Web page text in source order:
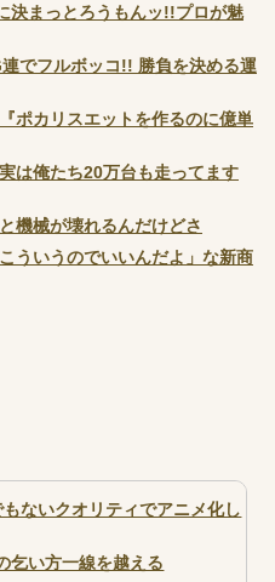
決まっとろうもんッ!!プロが魅
でフルボッコ!! 勝負を決める運
ポカリスエットを作るのに億単
は俺たち20万台も走ってます
機械が壊れるんだけどさ
ういうのでいいんだよ」な新商
もないクオリティでアニメ化し
乞い方一線を越える